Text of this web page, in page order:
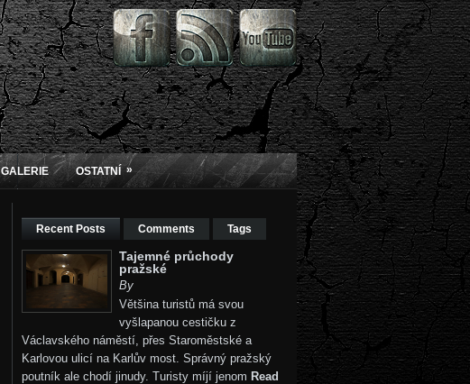
GALERIE OSTATNÍ »
Recent Posts Comments Tags
Tajemné průchody
pražské
By
Většina turistů má svou
vyšlapanou cestičku z
Václavského náměstí, přes Staroměstské a
Karlovou ulicí na Karlův most. Správný pražský
poutník ale chodí jinudy. Turisty míjí jenom Read